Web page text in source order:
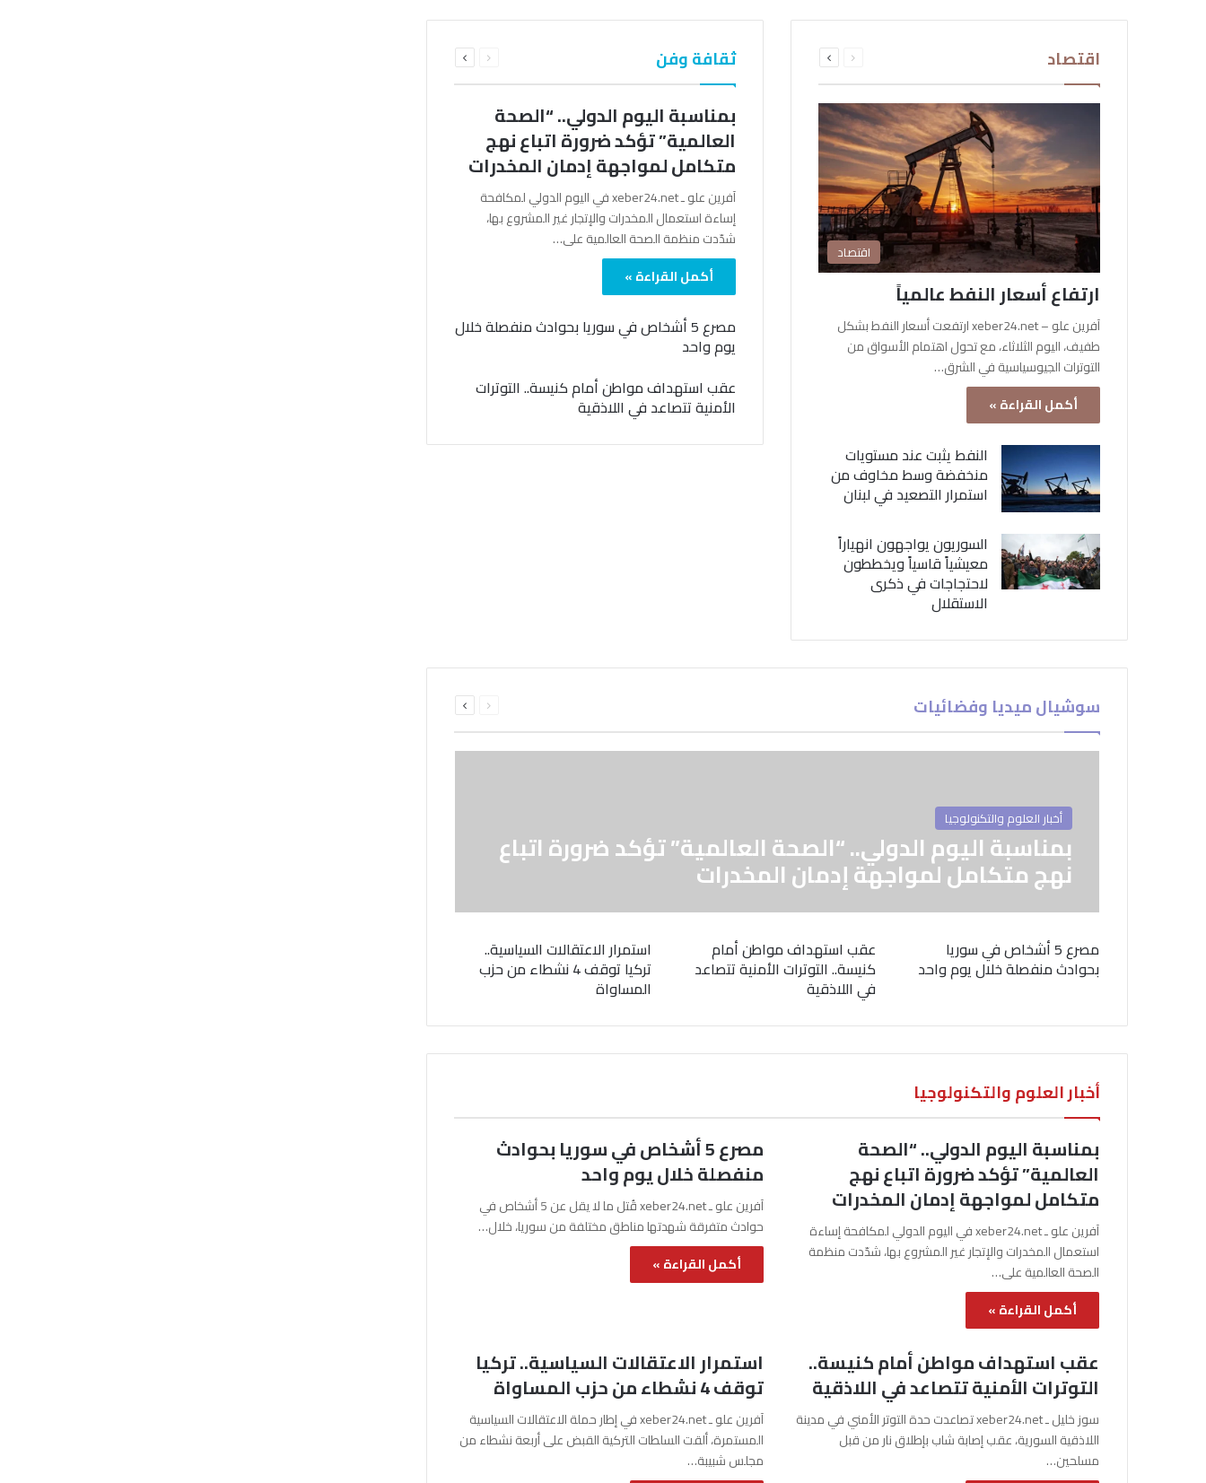
اقتصاد الصفحةالصفحة
اقتصاد
ارتفاع أسعار النفط عالمياً
آفرين علو – xeber24.net ارتفعت أسعار النفط بشكل
طفيف، اليوم الثلاثاء، مع تحول اهتمام الأسواق من
التوترات الجيوسياسية في الشرق…
أكمل القراءة »
النفط يثبت عند مستويات
منخفضة وسط مخاوف من
استمرار التصعيد في لبنان
السوريون يواجهون انهياراً
معيشياً قاسياً ويخططون
لاحتجاجات في ذكرى
الاستقلال
ثقافة وفن الصفحةالصفحة
بمناسبة اليوم الدولي.. “الصحة
العالمية” تؤكد ضرورة اتباع نهج
متكامل لمواجهة إدمان المخدرات
آفرين علو ـ xeber24.net في اليوم الدولي لمكافحة
إساءة استعمال المخدرات والإتجار غير المشروع بها،
شدّدت منظمة الصحة العالمية على…
أكمل القراءة »
مصرع 5 أشخاص في سوريا بحوادث منفصلة خلال
يوم واحد
عقب استهداف مواطن أمام كنيسة.. التوترات
الأمنية تتصاعد في اللاذقية
سوشيال ميديا وفضائيات الصفحةالصفحة
أخبار العلوم والتكنولوجيا
بمناسبة اليوم الدولي.. “الصحة العالمية” تؤكد ضرورة اتباع
نهج متكامل لمواجهة إدمان المخدرات
مصرع 5 أشخاص في سوريا
بحوادث منفصلة خلال يوم واحد
عقب استهداف مواطن أمام
كنيسة.. التوترات الأمنية تتصاعد
في اللاذقية
استمرار الاعتقالات السياسية..
تركيا توقف 4 نشطاء من حزب
المساواة
أخبار العلوم والتكنولوجيا
بمناسبة اليوم الدولي.. “الصحة
العالمية” تؤكد ضرورة اتباع نهج
متكامل لمواجهة إدمان المخدرات
آفرين علو ـ xeber24.net في اليوم الدولي لمكافحة إساءة
استعمال المخدرات والإتجار غير المشروع بها، شدّدت منظمة
الصحة العالمية على…
أكمل القراءة »
مصرع 5 أشخاص في سوريا بحوادث
منفصلة خلال يوم واحد
آفرين علو ـ xeber24.net قُتل ما لا يقل عن 5 أشخاص في
حوادث متفرقة شهدتها مناطق مختلفة من سوريا، خلال…
أكمل القراءة »
عقب استهداف مواطن أمام كنيسة..
التوترات الأمنية تتصاعد في اللاذقية
سوز خليل ـ xeber24.net تصاعدت حدة التوتر الأمني في مدينة
اللاذقية السورية، عقب إصابة شاب بإطلاق نار من قبل
مسلحين…
استمرار الاعتقالات السياسية.. تركيا
توقف 4 نشطاء من حزب المساواة
آفرين علو ـ xeber24.net في إطار حملة الاعتقالات السياسية
المستمرة، ألقت السلطات التركية القبض على أربعة نشطاء من
مجلس شبيبة…